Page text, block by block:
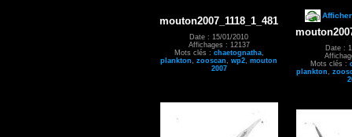
mouton2007_1118_1_481
Date : 15/01/2010
Affichages : 12137
Mots clés : chaetognatha,
plankton
zooscan wp2 mouton
2007
Date :
Mots clés :
plankton